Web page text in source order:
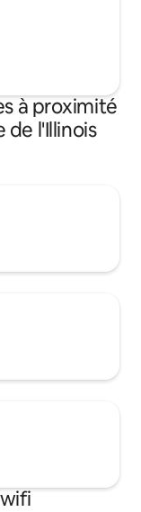
à proximité
de l'Illinois